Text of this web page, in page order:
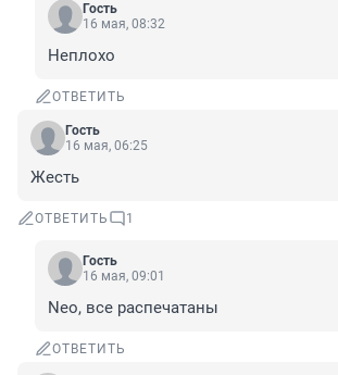
Гость
16 мая, 08:32
Неплохо
ОТВЕТИТЬ
Гость
16 мая, 06:25
Жесть
ОТВЕТИТЬ 1
Гость
16 мая, 09:01
Neo, все распечатаны
ОТВЕТИТЬ